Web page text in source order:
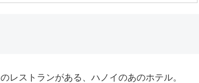
レストランがある、ハノイのあのホテル。